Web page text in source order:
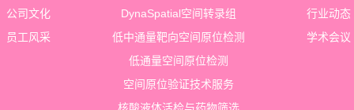
公司文化
员工风采
DynaSpatial空间转录组
低中通量靶向空间原位检测
低通量空间原位检测
空间原位验证技术服务
核酸液体活检与药物筛选
行业动态
学术会议